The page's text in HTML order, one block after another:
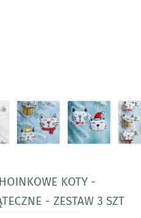
koty -
- zestaw 3 szt